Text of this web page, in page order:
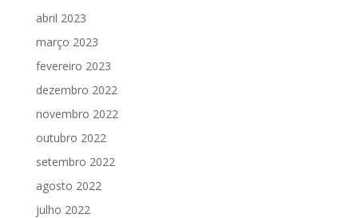
abril 2023
março 2023
fevereiro 2023
dezembro 2022
novembro 2022
outubro 2022
setembro 2022
agosto 2022
julho 2022